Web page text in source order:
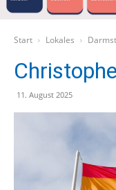
Start Lokales
11. August 2025